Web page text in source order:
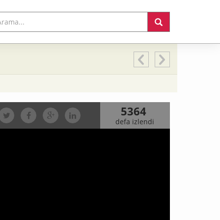
5364
defa izlendi